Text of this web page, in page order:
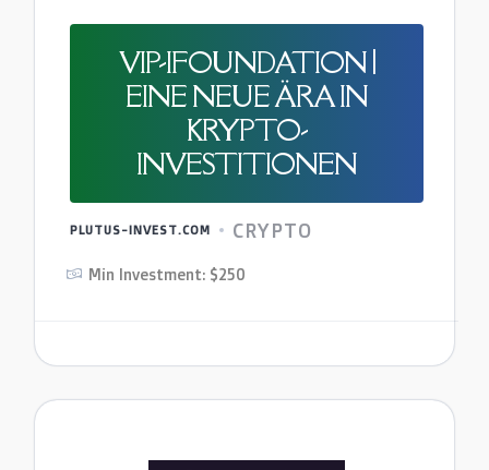
VIP-IFOUNDATION |
EINE NEUE ÄRA IN
KRYPTO-
INVESTITIONEN
PLUTUS-INVEST.COM CRYPTO
Min Investment: $250